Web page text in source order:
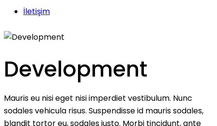
İletişim
Development
Mauris eu nisi eget nisi imperdiet vestibulum. Nunc
sodales vehicula risus. Suspendisse id mauris sodales,
blandit tortor eu, sodales justo. Morbi tincidunt, ante